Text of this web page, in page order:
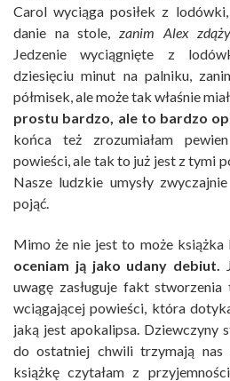
Carol wyciąga posiłek z
danie na stole, zanim Alex
Jedzenie wyciągnięte z
dziesięciu minut na palniku,
półmisek, ale może tak właśnie
prostu bardzo, ale to bardzo
końca też zrozumiałam
powieści, ale tak to już jest z tymi
Nasze ludzkie umysły
pojąć.
Mimo że nie jest to może książka
oceniam ją jako udany debiut.
uwagę zasługuje fakt stworzenia
wciągającej powieści, która
jaką jest apokalipsa. Dziewczyny
do ostatniej chwili trzymają nas
książkę czytałam z